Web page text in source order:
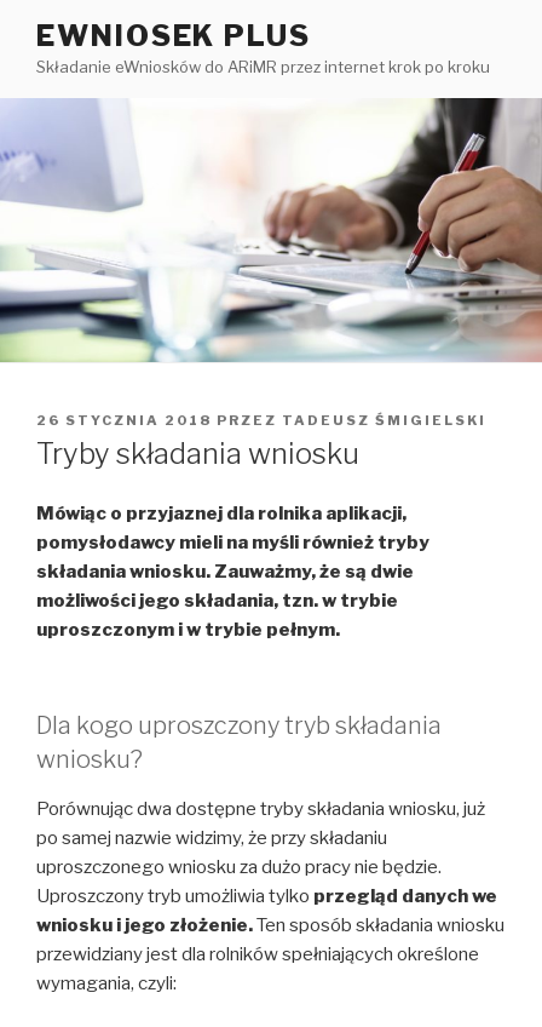
treści
EWNIOSEK PLUS
Składanie eWniosków do ARiMR przez internet krok po kroku
OPUBLIKOWANE
W
26 STYCZNIA 2018 PRZEZ TADEUSZ ŚMIGIELSKI
Tryby składania wniosku
Mówiąc o przyjaznej dla rolnika aplikacji,
pomysłodawcy mieli na myśli również tryby
składania wniosku. Zauważmy, że są dwie
możliwości jego składania, tzn. w trybie
uproszczonym i w trybie pełnym.
Dla kogo uproszczony tryb składania
wniosku?
Porównując dwa dostępne tryby składania wniosku, już
po samej nazwie widzimy, że przy składaniu
uproszczonego wniosku za dużo pracy nie będzie.
Uproszczony tryb umożliwia tylko przegląd danych we
wniosku i jego złożenie.Ten sposób składania wniosku
przewidziany jest dla rolników spełniających określone
wymagania, czyli: